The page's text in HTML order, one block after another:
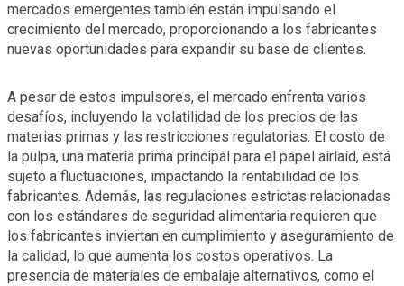
mercados emergentes también están impulsando el
crecimiento del mercado, proporcionando a los fabricantes
nuevas oportunidades para expandir su base de clientes.
A pesar de estos impulsores, el mercado enfrenta varios
desafíos, incluyendo la volatilidad de los precios de las
materias primas y las restricciones regulatorias. El costo de
la pulpa, una materia prima principal para el papel airlaid, está
sujeto a fluctuaciones, impactando la rentabilidad de los
fabricantes. Además, las regulaciones estrictas relacionadas
con los estándares de seguridad alimentaria requieren que
los fabricantes inviertan en cumplimiento y aseguramiento de
la calidad, lo que aumenta los costos operativos. La
presencia de materiales de embalaje alternativos, como el